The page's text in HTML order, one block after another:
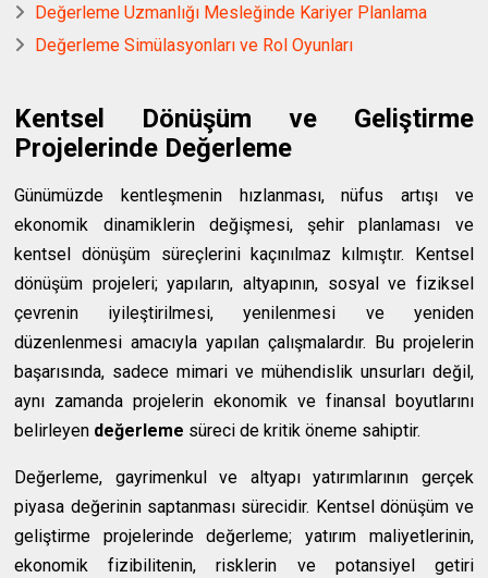
Değerleme Uzmanlığı Mesleğinde Kariyer Planlama
Değerleme Simülasyonları ve Rol Oyunları
Kentsel Dönüşüm ve Geliştirme
Projelerinde Değerleme
Günümüzde kentleşmenin hızlanması, nüfus artışı ve
ekonomik dinamiklerin değişmesi, şehir planlaması ve
kentsel dönüşüm süreçlerini kaçınılmaz kılmıştır. Kentsel
dönüşüm projeleri; yapıların, altyapının, sosyal ve fiziksel
çevrenin iyileştirilmesi, yenilenmesi ve yeniden
düzenlenmesi amacıyla yapılan çalışmalardır. Bu projelerin
başarısında, sadece mimari ve mühendislik unsurları değil,
aynı zamanda projelerin ekonomik ve finansal boyutlarını
belirleyen değerleme süreci de kritik öneme sahiptir.
Değerleme, gayrimenkul ve altyapı yatırımlarının gerçek
piyasa değerinin saptanması sürecidir. Kentsel dönüşüm ve
geliştirme projelerinde değerleme; yatırım maliyetlerinin,
ekonomik fizibilitenin, risklerin ve potansiyel getiri